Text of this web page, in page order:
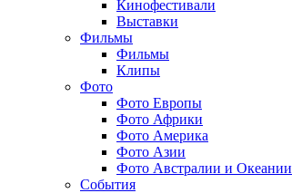
Кинофестивали
Выставки
Фильмы
Фильмы
Клипы
Фото
Фото Европы
Фото Африки
Фото Америка
Фото Азии
Фото Австралии и Океании
События